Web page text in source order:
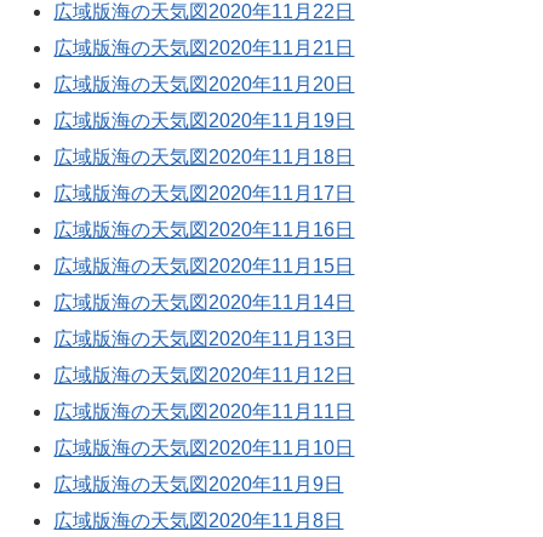
広域版海の天気図2020年11月22日
広域版海の天気図2020年11月21日
広域版海の天気図2020年11月20日
広域版海の天気図2020年11月19日
広域版海の天気図2020年11月18日
広域版海の天気図2020年11月17日
広域版海の天気図2020年11月16日
広域版海の天気図2020年11月15日
広域版海の天気図2020年11月14日
広域版海の天気図2020年11月13日
広域版海の天気図2020年11月12日
広域版海の天気図2020年11月11日
広域版海の天気図2020年11月10日
広域版海の天気図2020年11月9日
広域版海の天気図2020年11月8日